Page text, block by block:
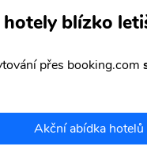
hotely blízko
přes booking.com
Akční abídka hotelů